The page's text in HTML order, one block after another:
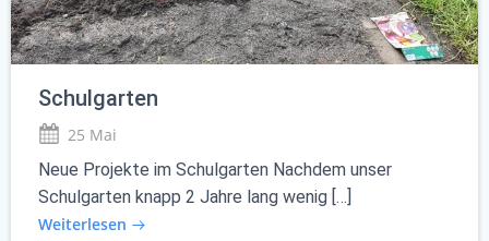
Schulgarten
25 Mai
Neue Projekte im Schulgarten Nachdem unser
Schulgarten knapp 2 Jahre lang wenig […]
Weiterlesen